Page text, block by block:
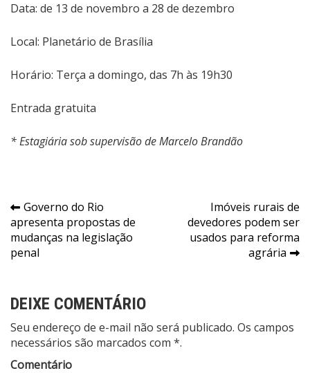
Data: de 13 de novembro a 28 de dezembro
Local: Planetário de Brasília
Horário: Terça a domingo, das 7h às 19h30
Entrada gratuita
* Estagiária sob supervisão de Marcelo Brandão
Navegação
de
Post
Governo do Rio
apresenta propostas de
mudanças na legislação
penal
Imóveis rurais de
devedores podem ser
usados para reforma
agrária
DEIXE COMENTÁRIO
Seu endereço de e-mail não será publicado. Os campos
necessários são marcados com *.
Comentário